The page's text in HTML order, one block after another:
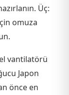
Üç:
omuza
vantilatörü
Japon
önce en